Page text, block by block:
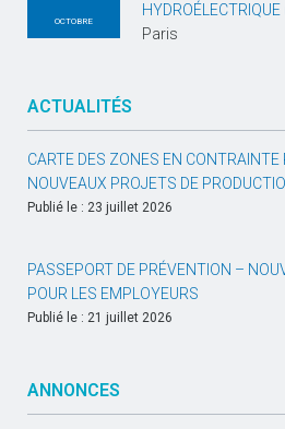
OCTOBRE
Paris
ACTUALITÉS
CARTE DES ZONES EN CONTRAINTE
NOUVEAUX PROJETS DE
Publié le : 23 juillet 2026
PASSEPORT DE PRÉVENTION –
POUR LES EMPLOYEURS
Publié le : 21 juillet 2026
ANNONCES